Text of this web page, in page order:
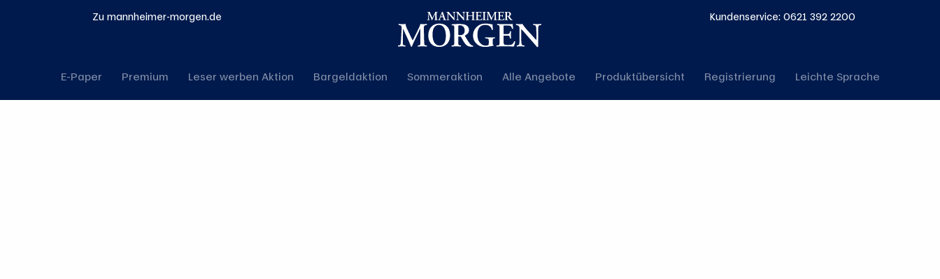
Zu mannheimer-morgen.de Kundenservice: 0621 392 2200
E-Paper Premium Leser werben Aktion Bargeldaktion Sommeraktion Alle Angebote Produktübersicht Registrierung Leichte Sprache